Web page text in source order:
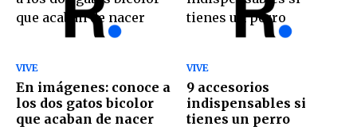
VIVE
En imágenes: conoce a
los dos gatos bicolor
que acaban de nacer
VIVE
9 accesorios
indispensables si
tienes un perro